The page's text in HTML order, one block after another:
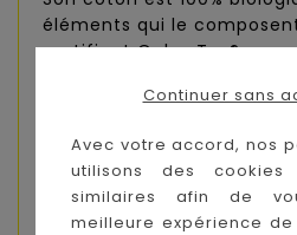
Continuer sans
Avec votre accord, nos
utilisons des cookies
similaires afin de
meilleure expérience
éléments qui le
certificat Oeko-Tex®.
responsabilités envers
100% Coton biologique